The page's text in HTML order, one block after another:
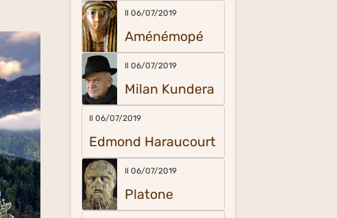
Il 06/07/2019
Aménémopé
Il 06/07/2019
Milan Kundera
Il 06/07/2019
Edmond Haraucourt
Il 06/07/2019
Platone